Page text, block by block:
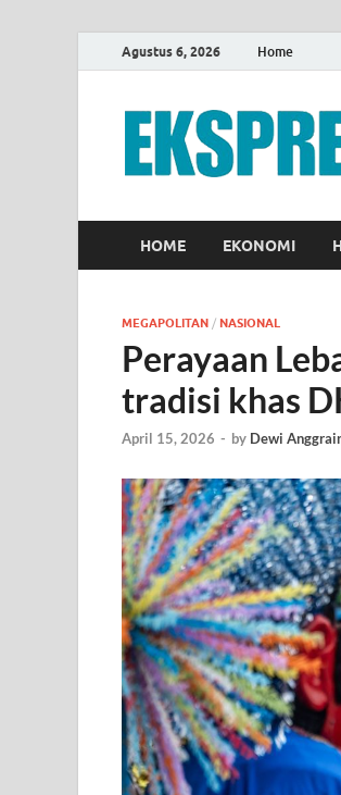
Agustus 6, 2026 Home
HOME EKONOMI
MEGAPOLITAN / NASIONAL
Perayaan
tradisi khas
April 15, 2026 - by Dewi